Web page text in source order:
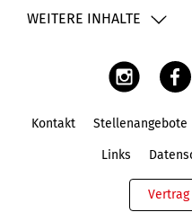
WEITERE INHALTE
Kontakt Stellenangebote
Links